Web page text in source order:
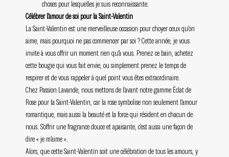
choses pour lesquelles je suis reconnaissante.
Célébrer l’amour de soi pour la Saint-Valentin
La Saint-Valentin est une merveilleuse occasion pour choyer ceux qu’on
aime, mais pourquoi ne pas commencer par soi ? Cette année, je vous
invite à vous offrir un moment rien qu’à vous. Prenez ce bain, achetez
cette bougie qui vous fait envie, ou simplement prenez le temps de
respirer et de vous rappeler à quel point vous êtes extraordinaire.
Chez Passion Lavande, nous mettons de l’avant notre gamme Éclat de
Rose pour la Saint-Valentin, car la rose symbolise non seulement l’amour
romantique, mais aussi la beauté et la force qui résident en chacun de
nous. S’offrir une fragrance douce et apaisante, c’est aussi une façon de
dire « je m’aime ».
Alors, que cette Saint-Valentin soit une célébration de tous les amours, y